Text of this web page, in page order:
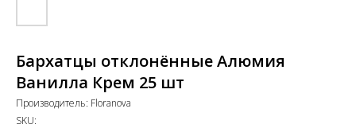
Бархатцы отклонённые Алюмия
Ванилла Крем 25 шт
Производитель: Floranova
SKU: